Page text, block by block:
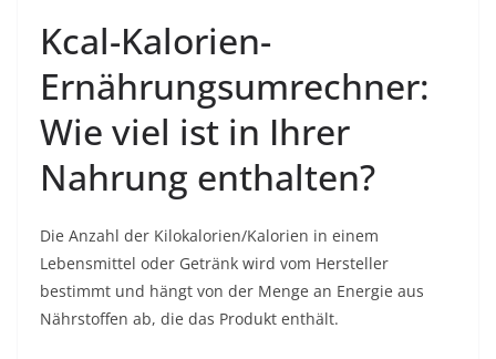
Kcal-Kalorien-
Ernährungsumrechner:
Wie viel ist in Ihrer
Nahrung enthalten?
Die Anzahl der Kilokalorien/Kalorien in einem
Lebensmittel oder Getränk wird vom Hersteller
bestimmt und hängt von der Menge an Energie aus
Nährstoffen ab, die das Produkt enthält.